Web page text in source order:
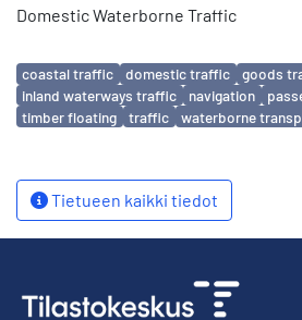
Domestic Waterborne Traffic
Avainsanat
coastal traffic domestic traffic
goods
inland waterways traffic
navigation
timber floating
traffic waterborne
Tietueen kaikki tiedot